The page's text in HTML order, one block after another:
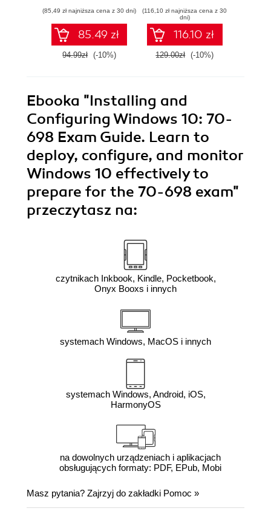
networking skills
by obtaining the
CCENT
certification
(85,49 zł najniższa cena z 30 dni)
85.49 zł
94.99zł (-10%)
services with
Windows Server
while preparing for
the MTA 98-365
exam and pass it
(116,10 zł najniższa cena z 30
dni)
116.10 zł
129.00zł (-10%)
Ebooka "Installing and
Configuring Windows 10: 70-
698 Exam Guide. Learn to
deploy, configure, and monitor
Windows 10 effectively to
prepare for the 70-698 exam"
przeczytasz na:
czytnikach Inkbook, Kindle, Pocketbook,
Onyx Booxs i innych
systemach Windows, MacOS i innych
systemach Windows, Android, iOS,
HarmonyOS
na dowolnych urządzeniach i aplikacjach
obsługujących formaty: PDF, EPub, Mobi
Masz pytania? Zajrzyj do zakładki Pomoc »